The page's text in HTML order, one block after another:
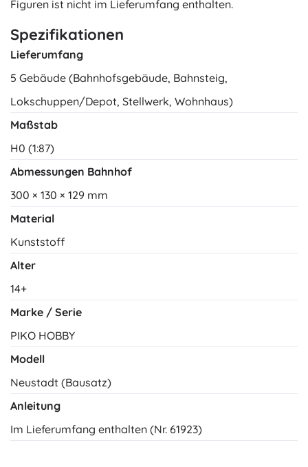
Figuren ist nicht im Lieferumfang enthalten.
Spezifikationen
Lieferumfang
5 Gebäude (Bahnhofsgebäude, Bahnsteig,
Lokschuppen/Depot, Stellwerk, Wohnhaus)
Maßstab
H0 (1:87)
Abmessungen Bahnhof
300 × 130 × 129 mm
Material
Kunststoff
Alter
14+
Marke / Serie
PIKO HOBBY
Modell
Neustadt (Bausatz)
Anleitung
Im Lieferumfang enthalten (Nr. 61923)